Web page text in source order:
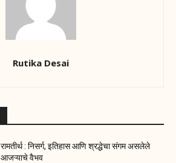
Rutika Desai
रामतीर्थ : निसर्ग, इतिहास आणि श्रद्धेचा संगम असलेले
आजऱ्याचे वैभव